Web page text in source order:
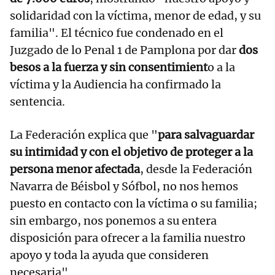
solidaridad con la víctima, menor de edad, y su
familia". El técnico fue condenado en el
Juzgado de lo Penal 1 de Pamplona por dardos
besos a la fuerza y sin consentimiento a la
víctima y la Audiencia ha confirmado la
sentencia.
La Federación explica que "para salvaguardar
su intimidad y con el objetivo de proteger a la
persona menor afectada, desde la Federación
Navarra de Béisbol y Sófbol, no nos hemos
puesto en contacto con la víctima o su familia;
sin embargo, nos ponemos a su entera
disposición para ofrecer a la familia nuestro
apoyo y toda la ayuda que consideren